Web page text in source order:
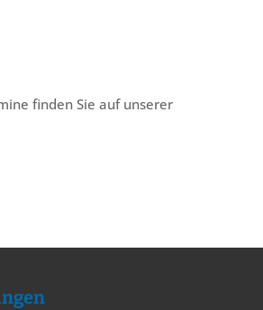
finden Sie auf unserer